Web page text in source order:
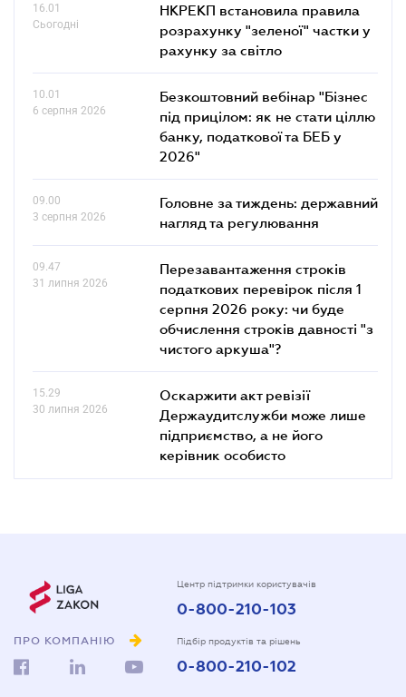
16.01
Сьогодні
НКРЕКП встановила правила
розрахунку "зеленої" частки у
рахунку за світло
10.01
6 серпня 2026
Безкоштовний вебінар "Бізнес
під прицілом: як не стати ціллю
банку, податкової та БЕБ у
2026"
09.00
3 серпня 2026
Головне за тиждень: державний
нагляд та регулювання
09.47
31 липня 2026
Перезавантаження строків
податкових перевірок після 1
серпня 2026 року: чи буде
обчислення строків давності "з
чистого аркуша"?
15.29
30 липня 2026
Оскаржити акт ревізії
Держаудитслужби може лише
підприємство, а не його
керівник особисто
ПРО КОМПАНІЮ
Центр підтримки користувачів
0-800-210-103
Підбір продуктів та рішень
0-800-210-102